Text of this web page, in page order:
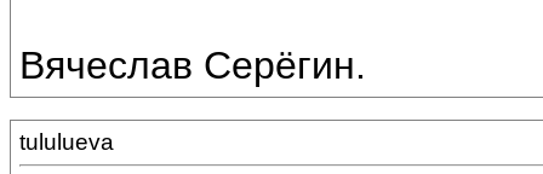
Вячеслав Серёгин.
tululueva